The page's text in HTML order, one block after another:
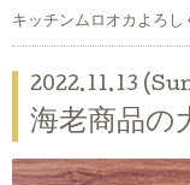
キッチンムロオカよろし
2022.11.13
海老商品の